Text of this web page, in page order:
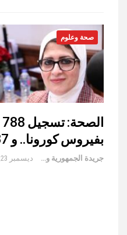
صحة وعلوم
بفيروس كورونا.. و 37 حالة وفاة
جريدة الجمهورية والعالم ديسمبر 23, 2020